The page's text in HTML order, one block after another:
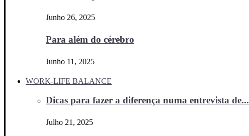
Junho 26, 2025
Para além do cérebro
Junho 11, 2025
WORK-LIFE BALANCE
Dicas para fazer a diferença numa entrevista de...
Julho 21, 2025